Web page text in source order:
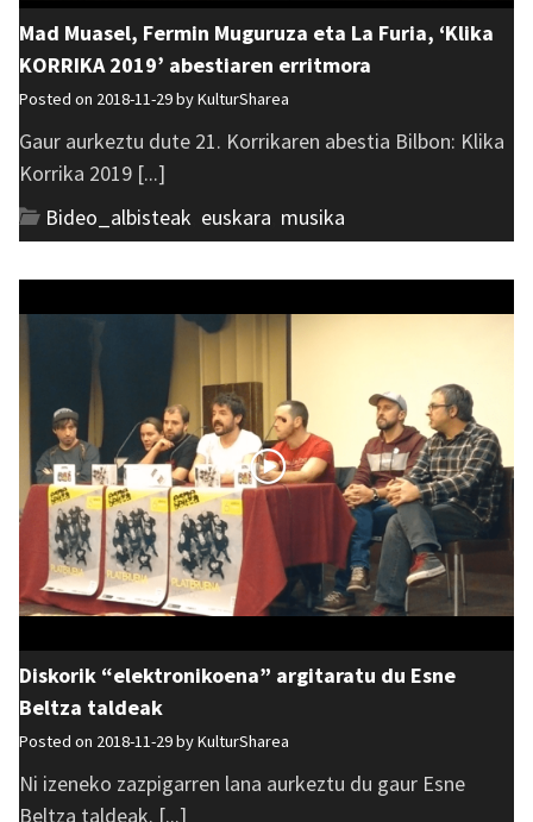
Mad Muasel, Fermin Muguruza eta La Furia, ‘Klika
KORRIKA 2019’ abestiaren erritmora
Posted on 2018-11-29 byKulturSharea
Gaur aurkeztu dute 21. Korrikaren abestia Bilbon: Klika
Korrika 2019 [...]
Bideo_albisteak euskara musika
Diskorik “elektronikoena” argitaratu du Esne
Beltza taldeak
Posted on 2018-11-29 byKulturSharea
Ni izeneko zazpigarren lana aurkeztu du gaur Esne
Beltza taldeak. [...]